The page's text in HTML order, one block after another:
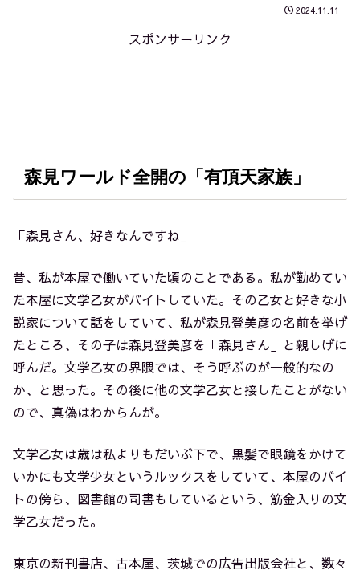
2024.11.11
スポンサーリンク
森見ワールド全開の「有頂天家族」
「森見さん、好きなんですね」
昔、私が本屋で働いていた頃のことである。私が勤めてい
た本屋に文学乙女がバイトしていた。その乙女と好きな小
説家について話をしていて、私が森見登美彦の名前を挙げ
たところ、その子は森見登美彦を「森見さん」と親しげに
呼んだ。文学乙女の界隈では、そう呼ぶのが一般的なの
か、と思った。その後に他の文学乙女と接したことがない
ので、真偽はわからんが。
文学乙女は歳は私よりもだいぶ下で、黒髪で眼鏡をかけて
いかにも文学少女というルックスをしていて、本屋のバイ
トの傍ら、図書館の司書もしているという、筋金入りの文
学乙女だった。
東京の新刊書店、古本屋、茨城での広告出版会社と、数々